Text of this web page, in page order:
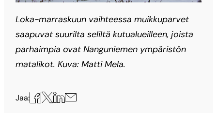
Loka-marraskuun vaihteessa muikkuparvet
saapuvat suurilta seliltä kutualueilleen, joista
parhaimpia ovat Nanguniemen ympäristön
matalikot. Kuva: Matti Mela.
Jaa: Jaa
Facebookissa
Jaa
X:ssä
Jaa
LinkedInissä
Jaa
sähköpostilla